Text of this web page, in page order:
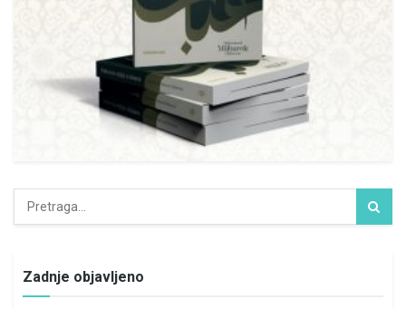
Zadnje objavljeno